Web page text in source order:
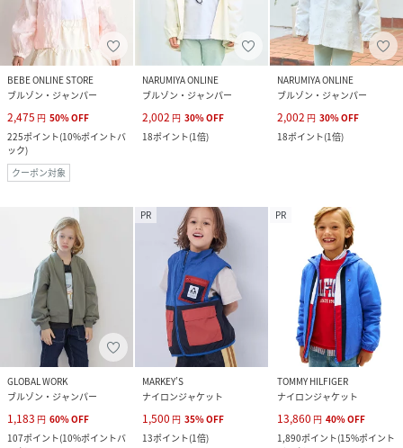
BEBE ONLINE STORE
ブルゾン・ジャンパー
2,475 円 50%OFF
225ポイント(10%ポイントバ
ック)
クーポン対象
NARUMIYA ONLINE
ブルゾン・ジャンパー
2,002 円 30%OFF
18ポイント(1倍)
NARUMIYA ONLINE
ブルゾン・ジャンパー
2,002 円 30%OFF
18ポイント(1倍)
GLOBAL WORK
ブルゾン・ジャンパー
1,183 円 60%OFF
107ポイント(10%ポイントバ
PR
MARKEY’S
ナイロンジャケット
1,500 円 35%OFF
13ポイント(1倍)
PR
TOMMY HILFIGER
ナイロンジャケット
13,860 円 40%OFF
1,890ポイント(15%ポイント